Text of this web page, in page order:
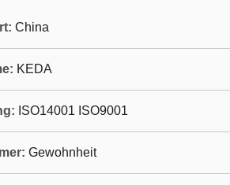
China
KEDA
ISO14001 ISO9001
Gewohnheit